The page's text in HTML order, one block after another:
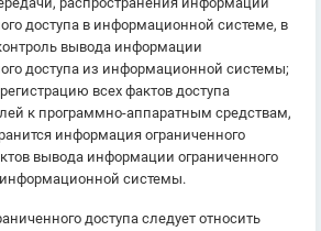
доступа в информационной системе, в
вывода информации
доступа из информационной системы;
всех фактов доступа
к программно-аппаратным средствам,
информация ограниченного
вывода информации ограниченного
информационной системы.
доступа следует относить